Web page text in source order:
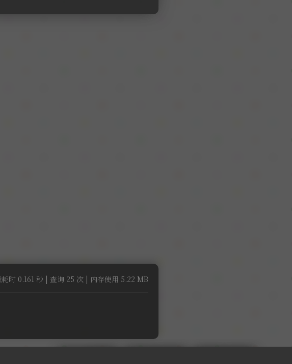
时 0.161 秒 | 查询 25 次 | 内存使用 5.22 MB